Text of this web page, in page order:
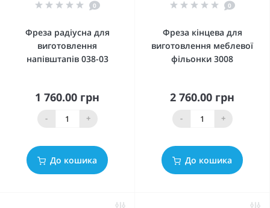
0
Фреза радіусна для
виготовлення
напівштапів 038-03
1 760.00 грн
- +
До кошика
0
Фреза кінцева для
виготовлення меблевої
фільонки 3008
2 760.00 грн
- +
До кошика